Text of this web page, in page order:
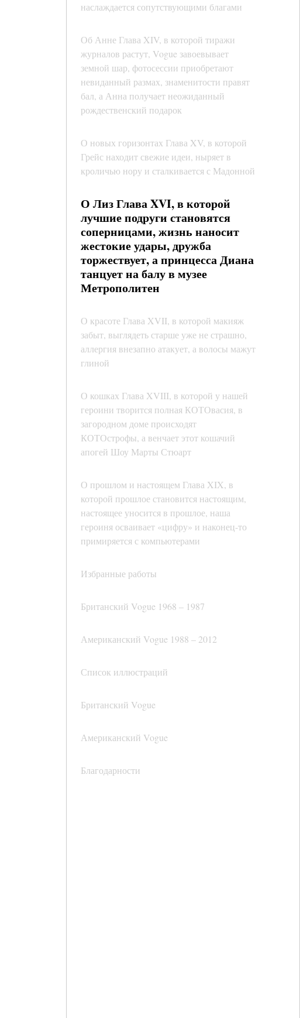
наслаждается сопутствующими благами
Об Анне Глава XIV, в которой тиражи
журналов растут, Vogue завоевывает
земной шар, фотосессии приобретают
невиданный размах, знаменитости правят
бал, а Анна получает неожиданный
рождественский подарок
О новых горизонтах Глава XV, в которой
Грейс находит свежие идеи, ныряет в
кроличью нору и сталкивается с Мадонной
О Лиз Глава XVI, в которой
лучшие подруги становятся
соперницами, жизнь наносит
жестокие удары, дружба
торжествует, а принцесса Диана
танцует на балу в музее
Метрополитен
О красоте Глава XVII, в которой макияж
забыт, выглядеть старше уже не страшно,
аллергия внезапно атакует, а волосы мажут
глиной
О кошках Глава XVIII, в которой у нашей
героини творится полная КОТОвасия, в
загородном доме происходят
КОТОстрофы, а венчает этот кошачий
апогей Шоу Марты Стюарт
О прошлом и настоящем Глава XIX, в
которой прошлое становится настоящим,
настоящее уносится в прошлое, наша
героиня осваивает «цифру» и наконец-то
примиряется с компьютерами
Избранные работы
Британский Vogue 1968 – 1987
Американский Vogue 1988 – 2012
Список иллюстраций
Британский Vogue
Американский Vogue
Благодарности